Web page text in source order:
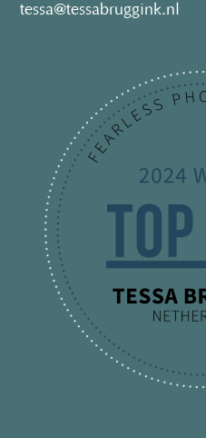
tessa@tessabruggink.nl